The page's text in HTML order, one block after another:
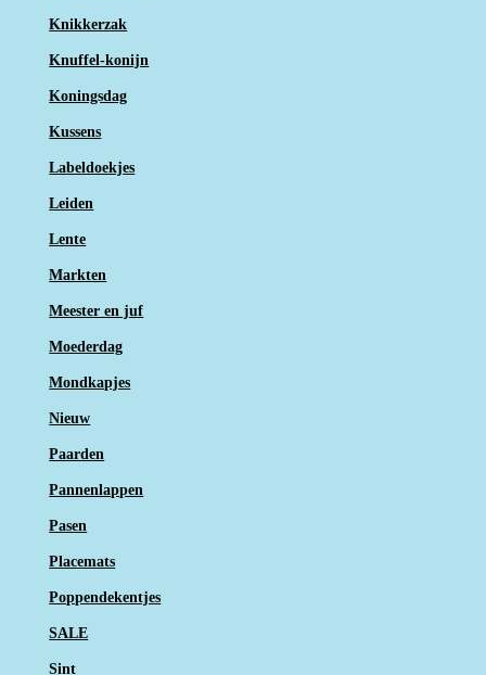
Knikkerzak
Knuffel-konijn
Koningsdag
Kussens
Labeldoekjes
Leiden
Lente
Markten
Meester en juf
Moederdag
Mondkapjes
Nieuw
Paarden
Pannenlappen
Pasen
Placemats
Poppendekentjes
SALE
Sint